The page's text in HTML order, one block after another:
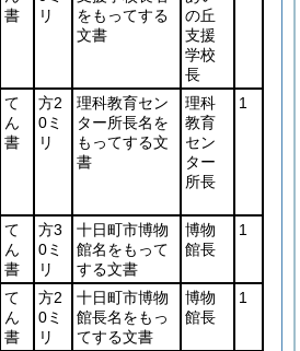
書
リ
をもってする
文書
の丘
支援
学校
長
て
ん
書
方2
0ミ
リ
理科教育セン
ター所長名を
もってする文
書
理科
教育
セン
ター
所長
1
て
ん
書
方3
0ミ
リ
十日町市博物
館名をもって
する文書
博物
館長
1
て
ん
書
方2
0ミ
リ
十日町市博物
館長名をもっ
てする文書
博物
館長
1